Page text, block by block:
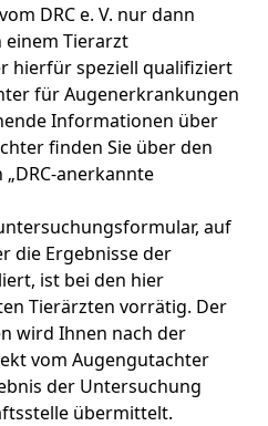
an den
an die DRC-
Tierarzt die für die
Röntgenaufnahmen
gewählte Tierarzt sollte
Erfahrungen und
die Aufnahmen die
haben und die
des Hundes
für die Erstellung
wird es Ihnen
zugestellt und in der
DRC e. V. nur dann
einem Tierarzt
hierfür speziell qualifiziert
für Augenerkrankungen
Informationen über
finden Sie über den
anerkannte
auf
die Ergebnisse der
ist bei den hier
Tierärzten vorrätig. Der
wird Ihnen nach der
vom Augengutachter
der Untersuchung
übermittelt.